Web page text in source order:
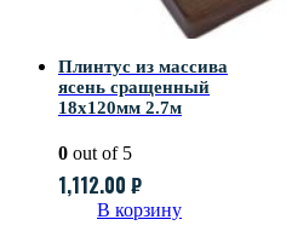
Плинтус из массива
ясень сращенный
18х120мм 2.7м
0 out of 5
1,112.00 ₽
В корзину